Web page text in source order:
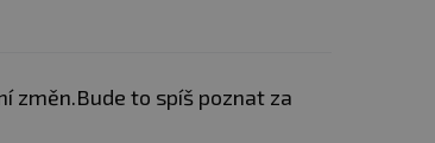
změn.Bude to spíš poznat za